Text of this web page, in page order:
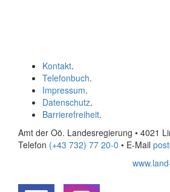
Kontakt.
Telefonbuch.
Impressum.
Datenschutz.
Barrierefreiheit.
Amt der Oö. Landesregierung • 4021
Telefon (+43 732) 77 20-0 • E-Mail